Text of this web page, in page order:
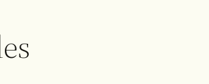
modernes. Ce n´est pas seulement